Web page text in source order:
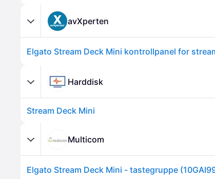
avXperten
Elgato Stream Deck Mini kontrollpanel for
Harddisk
Stream Deck Mini
Multicom
Elgato Stream Deck Mini - tastegruppe